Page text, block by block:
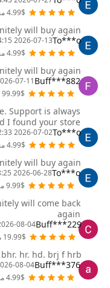
4.99$ منتج
will buy again
To***o
2026-07-13 03:54:15 (UTC+0)
4.99$ منتج
will buy again!
Buff***882
07-11 16:49:54 (UTC+0)
99.99$ منتج
Support is always
I found your store.
To***o
2026-07-02 02:22:33 (UTC+0)
4.99$ منتج
will buy again
To***o
2026-06-28 05:28:25 (UTC+0)
9.99$ منتج
will come back
again
Buff***229
08-04 04:06:15 (UTC+0)
19.99$ منتج
hr. hd. brj f hrb
Buff***376
08-04 04:00:50 (UTC+0)
4.99$ منتج